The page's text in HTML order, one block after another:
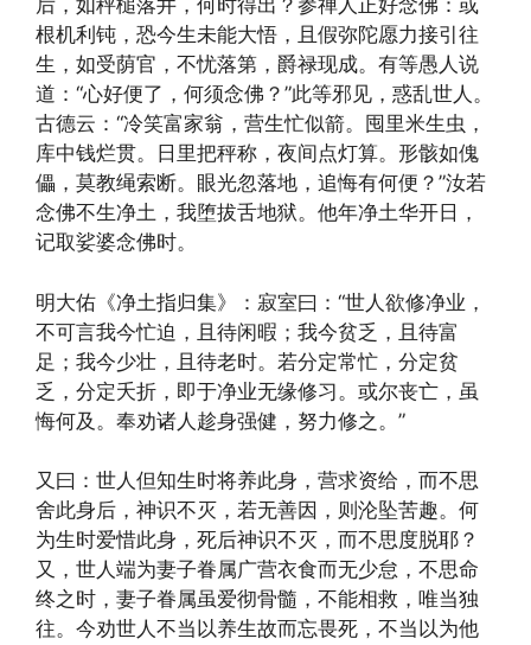
后，如秤槌落井，何时得出？参禅人正好念佛：或
根机利钝，恐今生未能大悟，且假弥陀愿力接引往
生，如受荫官，不忧落第，爵禄现成。有等愚人说
道：“心好便了，何须念佛？”此等邪见，惑乱世人。
古德云：“冷笑富家翁，营生忙似箭。囤里米生虫，
库中钱烂贯。日里把秤称，夜间点灯算。形骸如傀
儡，莫教绳索断。眼光忽落地，追悔有何便？”汝若
念佛不生净土，我堕拔舌地狱。他年净土华开日，
记取娑婆念佛时。
明大佑《净土指归集》：寂室曰：“世人欲修净业，
不可言我今忙迫，且待闲暇；我今贫乏，且待富
足；我今少壮，且待老时。若分定常忙，分定贫
乏，分定夭折，即于净业无缘修习。或尔丧亡，虽
悔何及。奉劝诸人趁身强健，努力修之。”
又曰：世人但知生时将养此身，营求资给，而不思
舍此身后，神识不灭，若无善因，则沦坠苦趣。何
为生时爱惜此身，死后神识不灭，而不思度脱耶？
又，世人端为妻子眷属广营衣食而无少怠，不思命
终之时，妻子眷属虽爱彻骨髓，不能相救，唯当独
往。今劝世人不当以养生故而忘畏死，不当以为他